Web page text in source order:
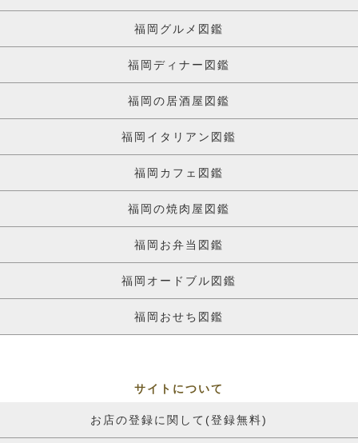
福岡グルメ図鑑
福岡ディナー図鑑
福岡の居酒屋図鑑
福岡イタリアン図鑑
福岡カフェ図鑑
福岡の焼肉屋図鑑
福岡お弁当図鑑
福岡オードブル図鑑
福岡おせち図鑑
サイトについて
お店の登録に関して(登録無料)